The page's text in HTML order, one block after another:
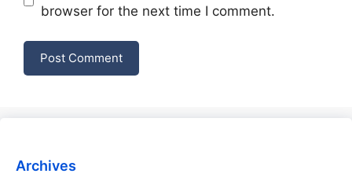
browser for the next time I comment.
Archives